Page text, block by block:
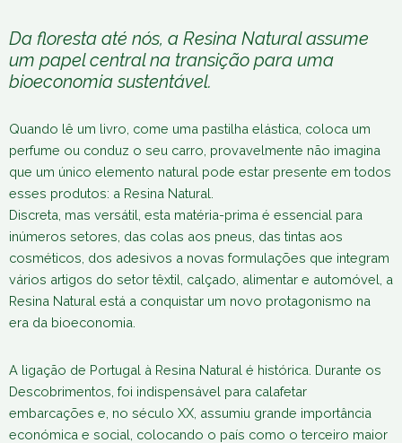
Da floresta até nós, a Resina Natural assume
um papel central na transição para uma
bioeconomia sustentável.
Quando lê um livro, come uma pastilha elástica, coloca um
perfume ou conduz o seu carro, provavelmente não imagina
que um único elemento natural pode estar presente em todos
esses produtos: a Resina Natural.
Discreta, mas versátil, esta matéria-prima é essencial para
inúmeros setores, das colas aos pneus, das tintas aos
cosméticos, dos adesivos a novas formulações que integram
vários artigos do setor têxtil, calçado, alimentar e automóvel, a
Resina Natural está a conquistar um novo protagonismo na
era da bioeconomia.
A ligação de Portugal à Resina Natural é histórica. Durante os
Descobrimentos, foi indispensável para calafetar
embarcações e, no século XX, assumiu grande importância
económica e social, colocando o país como o terceiro maior